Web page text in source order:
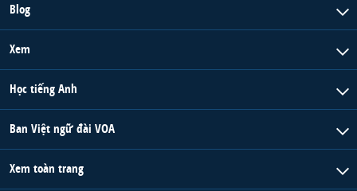
Blog
Xem
Học tiếng Anh
Ban Việt ngữ đài VOA
Xem toàn trang